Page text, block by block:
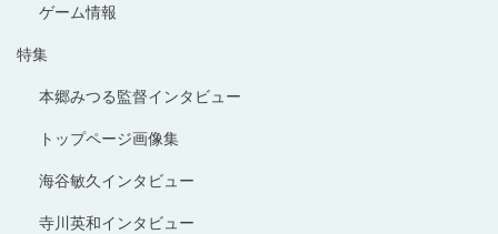
ゲーム情報
特集
本郷みつる監督インタビュー
トップページ画像集
海谷敏久インタビュー
寺川英和インタビュー